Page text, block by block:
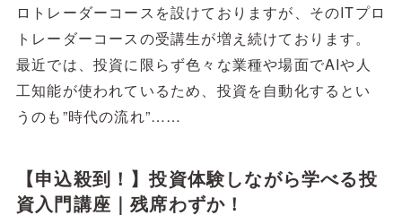
ロトレーダーコースを設けておりますが、そのITプロ
トレーダーコースの受講生が増え続けております。
最近では、投資に限らず色々な業種や場面でAIや人
工知能が使われているため、投資を自動化するとい
うのも”時代の流れ”……
【申込殺到！】投資体験しながら学べる投
資入門講座｜残席わずか！